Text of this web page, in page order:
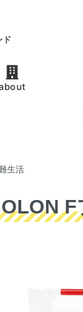
ド
生活
F